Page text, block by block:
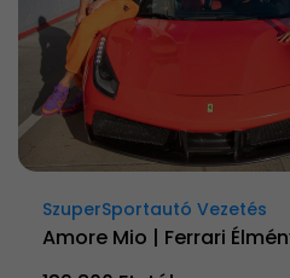
SzuperSportautó Vezetés
Amore Mio | Ferrari